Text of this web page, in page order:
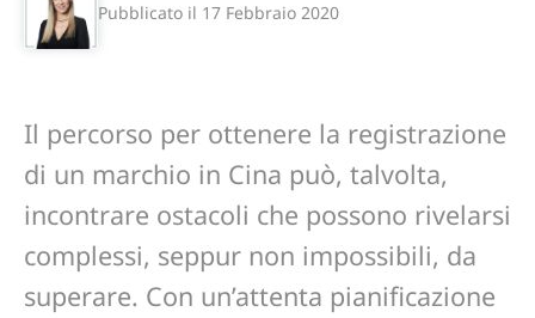
Pubblicato il 17 Febbraio 2020
Il percorso per ottenere la registrazione
di un marchio in Cina può, talvolta,
incontrare ostacoli che possono rivelarsi
complessi, seppur non impossibili, da
superare. Con un’attenta pianificazione